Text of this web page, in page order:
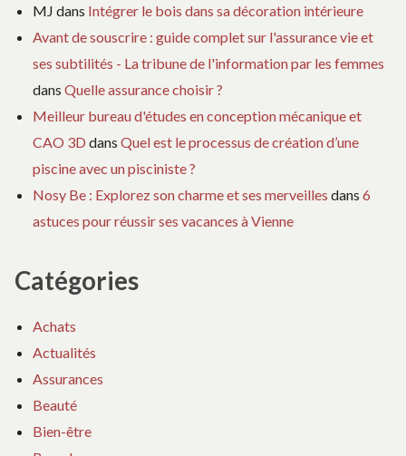
MJ dans Intégrer le bois dans sa décoration intérieure
Avant de souscrire : guide complet sur l'assurance vie et
ses subtilités - La tribune de l'information par les femmes
dans Quelle assurance choisir ?
Meilleur bureau d'études en conception mécanique et
CAO 3D dans Quel est le processus de création d’une
piscine avec un pisciniste ?
Nosy Be : Explorez son charme et ses merveilles dans 6
astuces pour réussir ses vacances à Vienne
Catégories
Achats
Actualités
Assurances
Beauté
Bien-être